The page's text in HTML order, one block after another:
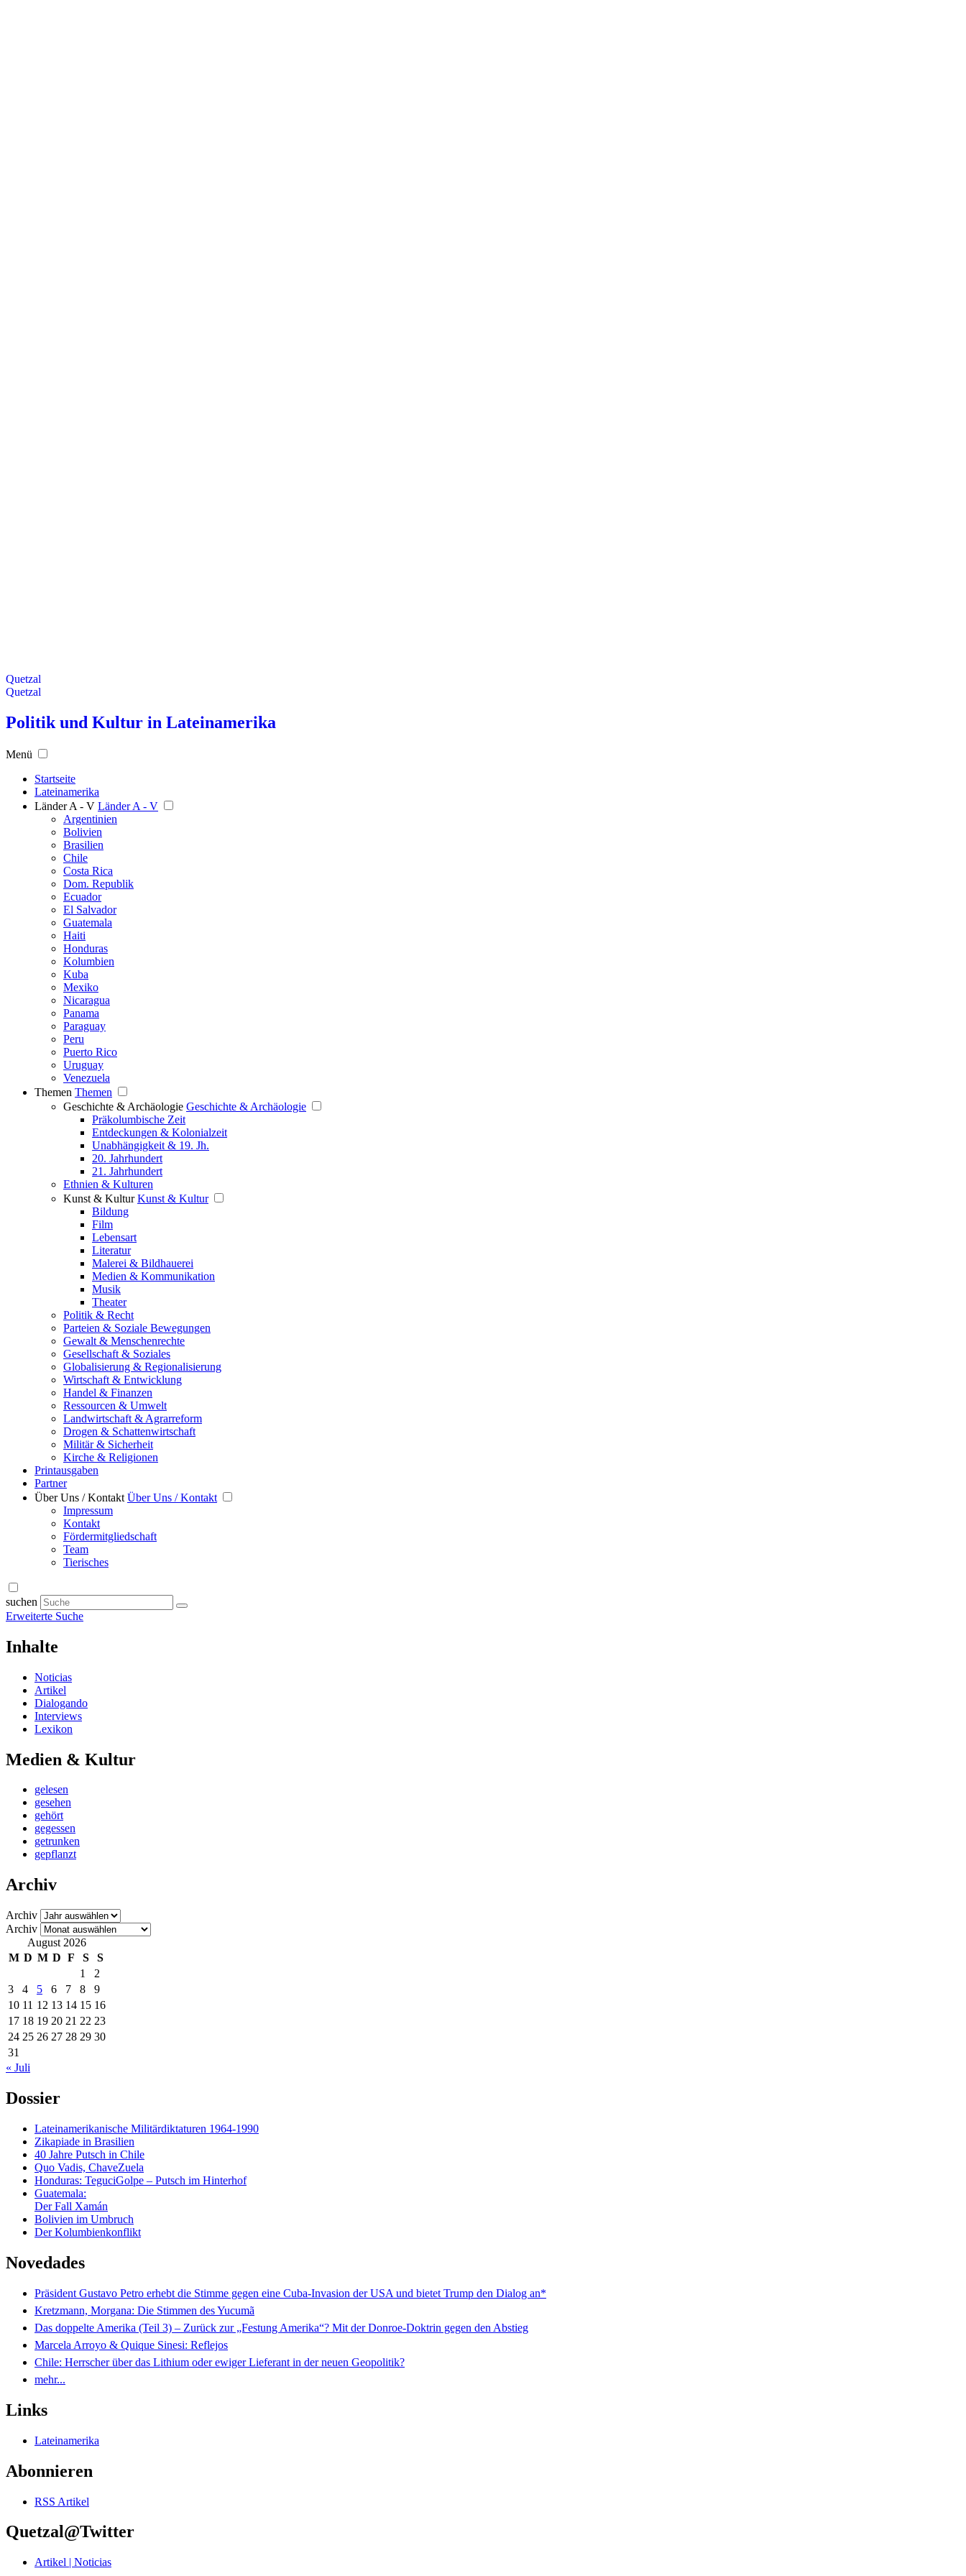
Quetzal
Quetzal
Politik und Kultur in Lateinamerika
Menü
Startseite
Lateinamerika
Länder A - V Länder A - V
Argentinien
Bolivien
Brasilien
Chile
Costa Rica
Dom. Republik
Ecuador
El Salvador
Guatemala
Haiti
Honduras
Kolumbien
Kuba
Mexiko
Nicaragua
Panama
Paraguay
Peru
Puerto Rico
Uruguay
Venezuela
Themen Themen
Geschichte & Archäologie Geschichte & Archäologie
Präkolumbische Zeit
Entdeckungen & Kolonialzeit
Unabhängigkeit & 19. Jh.
20. Jahrhundert
21. Jahrhundert
Ethnien & Kulturen
Kunst & Kultur Kunst & Kultur
Bildung
Film
Lebensart
Literatur
Malerei & Bildhauerei
Medien & Kommunikation
Musik
Theater
Politik & Recht
Parteien & Soziale Bewegungen
Gewalt & Menschenrechte
Gesellschaft & Soziales
Globalisierung & Regionalisierung
Wirtschaft & Entwicklung
Handel & Finanzen
Ressourcen & Umwelt
Landwirtschaft & Agrarreform
Drogen & Schattenwirtschaft
Militär & Sicherheit
Kirche & Religionen
Printausgaben
Partner
Über Uns / Kontakt Über Uns / Kontakt
Impressum
Kontakt
Fördermitgliedschaft
Team
Tierisches
suchen
Erweiterte Suche
Inhalte
Noticias
Artikel
Dialogando
Interviews
Lexikon
Medien & Kultur
gelesen
gesehen
gehört
gegessen
getrunken
gepflanzt
Archiv
Archiv
Archiv
August 2026
M D M D F S
S
1
2
3
4 5 6 7 8
9
10 11 12 13 14 15 16
17 18 19 20 21 22 23
24 25 26 27 28 29 30
31
« Juli
Dossier
Lateinamerikanische Militärdiktaturen 1964-1990
Zikapiade in Brasilien
40 Jahre Putsch in Chile
Quo Vadis, ChaveZuela
Honduras: TeguciGolpe – Putsch im Hinterhof
Guatemala:
Der Fall Xamán
Bolivien im Umbruch
Der Kolumbienkonflikt
Novedades
Präsident Gustavo Petro erhebt die Stimme gegen eine Cuba-Invasion der USA und bietet Trump den Dialog an*
Kretzmann, Morgana: Die Stimmen des Yucumã
Das doppelte Amerika (Teil 3) – Zurück zur „Festung Amerika“? Mit der Donroe-Doktrin gegen den Abstieg
Marcela Arroyo & Quique Sinesi: Reflejos
Chile: Herrscher über das Lithium oder ewiger Lieferant in der neuen Geopolitik?
mehr...
Links
Lateinamerika
Abonnieren
RSS Artikel
Quetzal@Twitter
Artikel | Noticias